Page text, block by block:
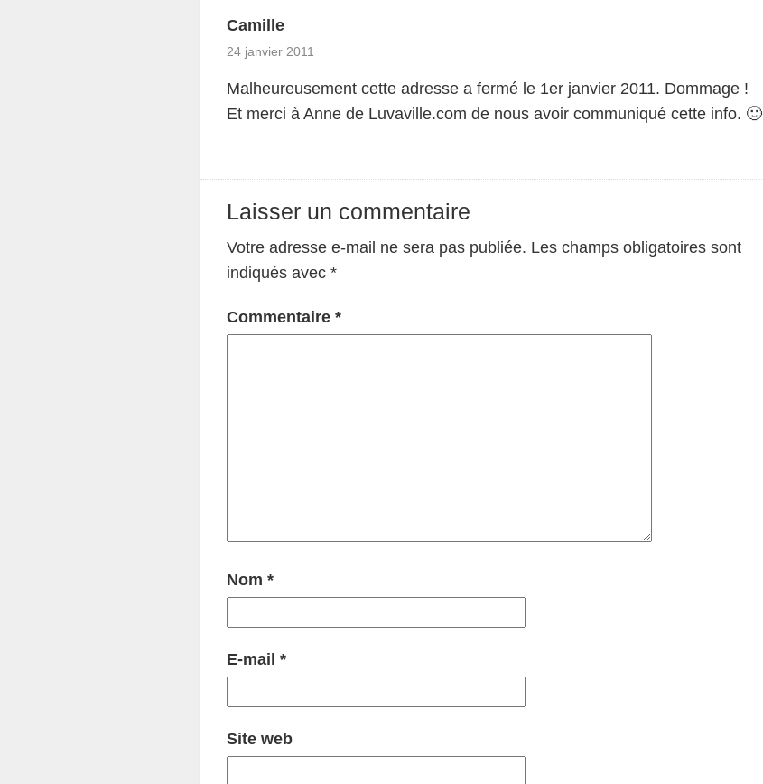
Camille
24 janvier 2011
Malheureusement cette adresse a fermé le 1er janvier 2011. Dommage !
Et merci à Anne de Luvaville.com de nous avoir communiqué cette info. 🙂
Laisser un commentaire
Votre adresse e-mail ne sera pas publiée. Les champs obligatoires sont
indiqués avec *
Commentaire *
Nom *
E-mail *
Site web